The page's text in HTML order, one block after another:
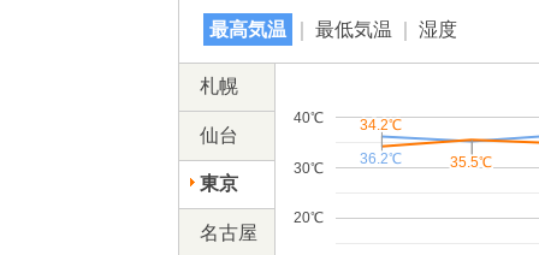
最高気温 最低気温 湿度
札幌
20℃
30℃
40℃
36.2℃
36.2℃ 35.2℃
35.2℃
34.2℃
34.2℃
35.5℃
35.5℃
仙台
東京
名古屋